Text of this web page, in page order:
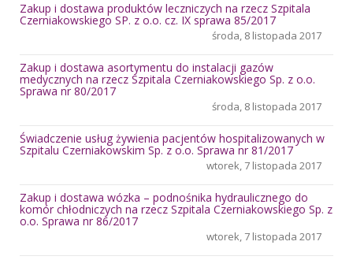
Zakup i dostawa produktów leczniczych na rzecz Szpitala
Czerniakowskiego SP. z o.o. cz. IX sprawa 85/2017
środa, 8 listopada 2017
Zakup i dostawa asortymentu do instalacji gazów
medycznych na rzecz Szpitala Czerniakowskiego Sp. z o.o.
Sprawa nr 80/2017
środa, 8 listopada 2017
Świadczenie usług żywienia pacjentów hospitalizowanych w
Szpitalu Czerniakowskim Sp. z o.o. Sprawa nr 81/2017
wtorek, 7 listopada 2017
Zakup i dostawa wózka – podnośnika hydraulicznego do
komór chłodniczych na rzecz Szpitala Czerniakowskiego Sp. z
o.o. Sprawa nr 86/2017
wtorek, 7 listopada 2017